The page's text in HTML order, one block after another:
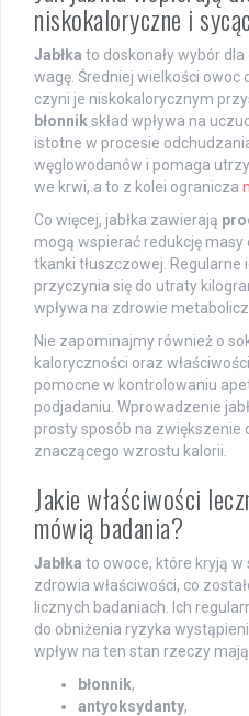
niskokaloryczne i
Jabłka to doskonały wybór
wagę. Średniej wielkości owoc
czyni je niskokalorycznym
błonnikskład wpływa na
istotne w procesie
węglowodanów i pomaga
we krwi, a to z kolei ogranicza
Co więcej, jabłka zawierają
mogą wspierać redukcję masy
tkanki tłuszczowej. Regularne
przyczynia się do utraty
wpływa na zdrowie
Nie zapominajmy również o
kaloryczności oraz
pomocne w kontrolowaniu
podjadaniu. Wprowadzenie
prosty sposób na zwiększenie
znaczącego wzrostu kalorii.
Jakie właściwości
mówią badania?
Jabłka to owoce, które kryją
zdrowia właściwości, co
licznych badaniach. Ich
do obniżenia ryzyka
wpływ na ten stan rzeczy
błonnik,
antyoksydanty,